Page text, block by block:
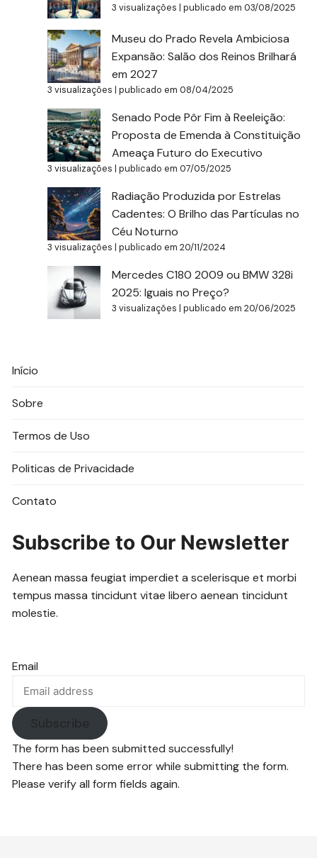
3 visualizações |publicado em 03/08/2025
Museu do Prado Revela Ambiciosa
Expansão: Salão dos Reinos Brilhará
em 2027
3 visualizações |publicado em 08/04/2025
Senado Pode Pôr Fim à Reeleição:
Proposta de Emenda à Constituição
Ameaça Futuro do Executivo
3 visualizações |publicado em 07/05/2025
Radiação Produzida por Estrelas
Cadentes: O Brilho das Partículas no
Céu Noturno
3 visualizações |publicado em 20/11/2024
Mercedes C180 2009 ou BMW 328i
2025: Iguais no Preço?
3 visualizações |publicado em 20/06/2025
Início
Sobre
Termos de Uso
Politicas de Privacidade
Contato
Subscribe to Our Newsletter
Aenean massa feugiat imperdiet a scelerisque et morbi
tempus massa tincidunt vitae libero aenean tincidunt
molestie.
Email
Subscribe
The form has been submitted successfully!
There has been some error while submitting the form.
Please verify all form fields again.